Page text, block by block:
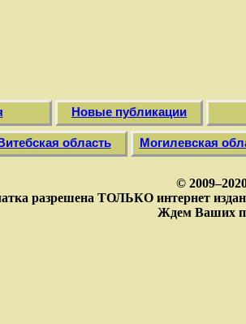
Новые публикации
область Могилевская
©
разрешена ТОЛЬКО интернет
Ждем Ваших